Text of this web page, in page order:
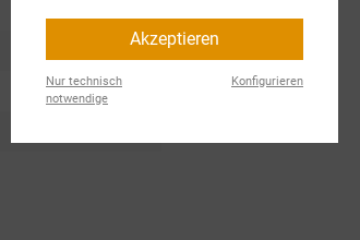
Akzeptieren
Nur technisch
notwendige
Konfigurieren